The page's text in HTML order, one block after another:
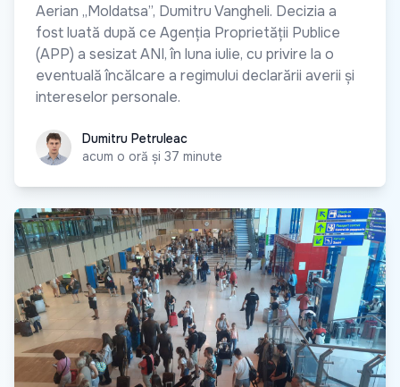
Aerian „Moldatsa”, Dumitru Vangheli. Decizia a
fost luată după ce Agenția Proprietății Publice
(APP) a sesizat ANI, în luna iulie, cu privire la o
eventuală încălcare a regimului declarării averii și
intereselor personale.
Dumitru Petruleac
Dumitru Petruleac
acum o oră și 37 minute